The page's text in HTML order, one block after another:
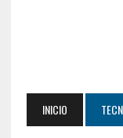
INICIO